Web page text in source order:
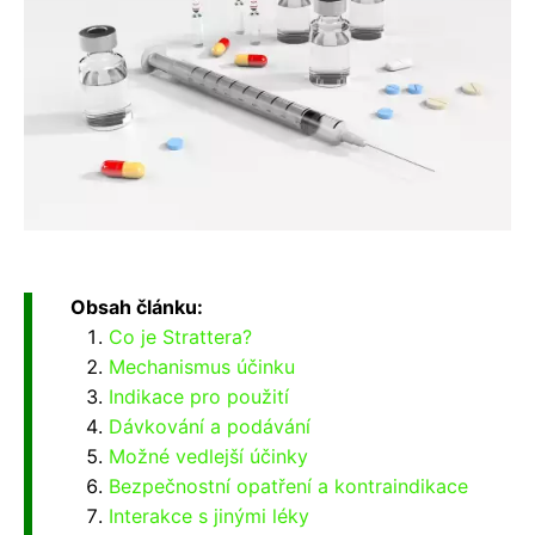
Obsah článku:
Co je Strattera?
Mechanismus účinku
Indikace pro použití
Dávkování a podávání
Možné vedlejší účinky
Bezpečnostní opatření a kontraindikace
Interakce s jinými léky